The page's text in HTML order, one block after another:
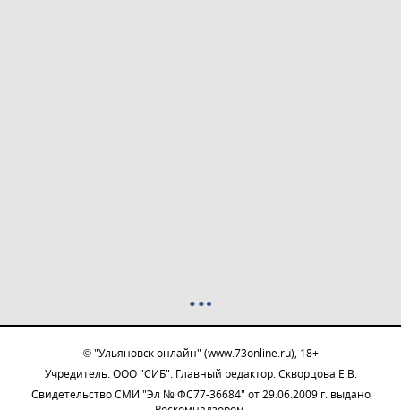
© "Ульяновск онлайн" (www.73online.ru), 18+
Учредитель: ООО "СИБ". Главный редактор: Скворцова Е.В.
Свидетельство СМИ "Эл № ФС77-36684" от 29.06.2009 г. выдано